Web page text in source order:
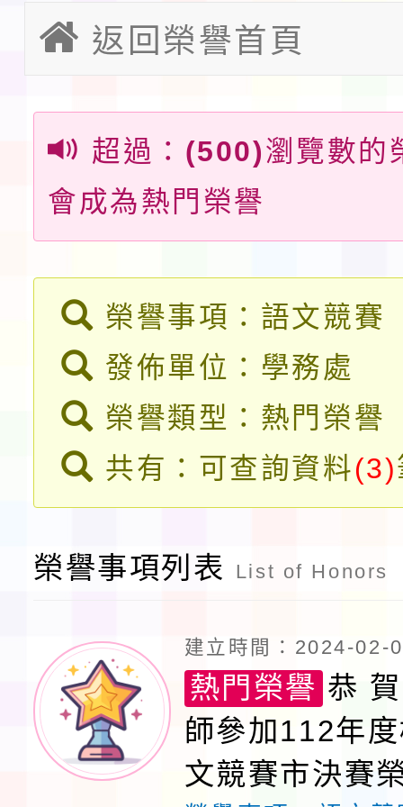
域)，申請變更地點
法」
本校115學年度第1學
第3次招考代課鐘點教
告(不再辦理後續甄選)
檢送「桃園市115學年
賽實施要點」1份
本市「115學年度學生
程安排一案
「桃園市補助參觀特色
展演活動實施計畫」
請一案
社團法人中華民國畫廊
026 ART TAIPEI臺北
會」之「藝術教育日」
本校115學年度第1學
第2次招考代課鐘點教
告(採1次公告分次招考)
115 年度兒童課後照顧
0 小時業訓練課程
轉知本市體育總會划船
「115年桃園市運動會
域)，申請變更地點
「114-115年度
返回榮譽首頁
超過： (500)瀏覽數的
會成為熱門榮譽
榮譽事項：語文競賽
發佈單位：學務處
榮譽類型：熱門榮譽
共有：可查詢資料(3)
榮譽事項列表 List of Honors
建立時間：2024-02-
熱門榮譽 恭
師參加112年
文競賽市決賽